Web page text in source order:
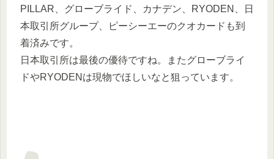
PILLAR、グローブライド、カナデン、RYODEN、日
本取引所グループ、ピーシーエーのクオカードも到
着済みです。
日本取引所は最後の優待ですね。またグローブライ
ドやRYODENは現物でほしいなと狙っています。